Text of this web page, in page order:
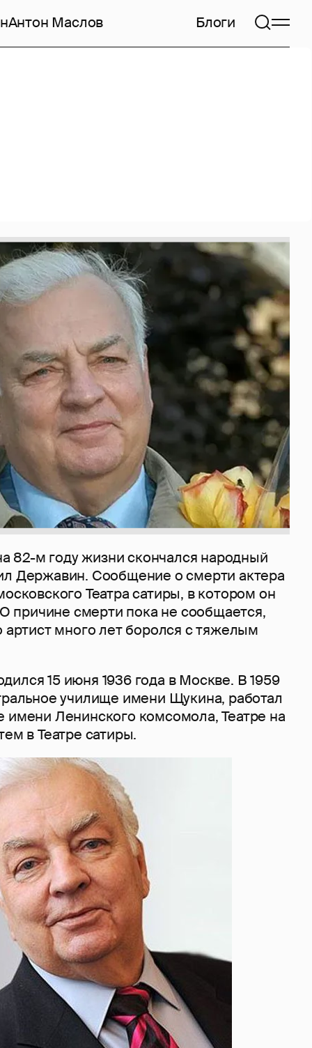
Антон Маслов Блоги
82-м году жизни скончался народный
Державин. Сообщение о смерти актера
Театра сатиры, в котором он
причине смерти пока не сообщается,
артист много лет боролся с тяжелым
15 июня 1936 года в Москве. В 1959
училище имени Щукина, работал
имени Ленинского комсомола, Театре на
в Театре сатиры.